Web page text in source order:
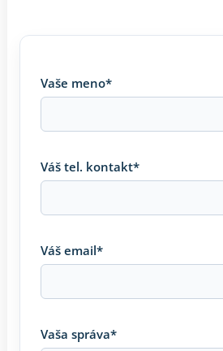
Vaše meno*
Váš tel. kontakt*
Váš email*
Vaša správa*